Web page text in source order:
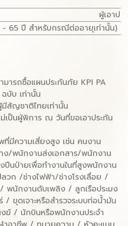
ผู้เอาป
65 ปี สำหรับกรณีต่ออายุเท่านั้น)
มารถซื้อแผนประกันภัย KPI PA
บับ เท่านั้น
มีสัญชาติไทยเท่านั้น
เป็นผู้พิการ ณ วันที่ขอเอาประกัน
ที่มีความเสี่ยงสูง เช่น คนงาน
ง/พนักงานส่งเอกสาร/พนักงาน
นป่ายเพื่อทำงานในที่สูงพนักงาน
วก /ช่างไฟฟ้า/ช่างโรงเลื่อย /
พนักงานดับเพลิง / ลูกเรือประมง
ดเจาะหรือสำรวจระบบท่อน้ำมัน
ฆ์ / นักบินหรือพนักงานประจำ